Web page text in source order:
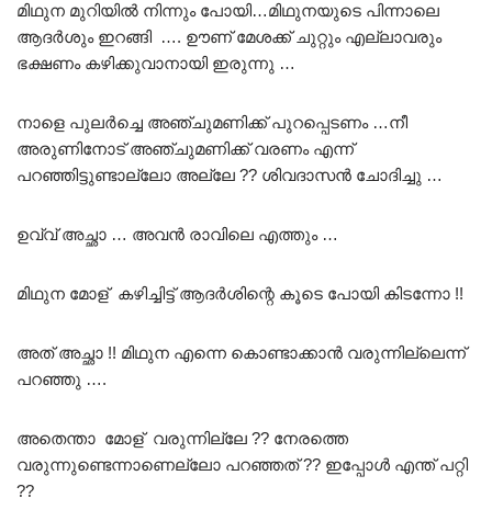
മിഥുന മുറിയിൽ നിന്നും പോയി…മിഥുനയുടെ പിന്നാലെ
ആദർശും ഇറങ്ങി …. ഊണ് മേശക്ക് ചുറ്റും എല്ലാവരും
ഭക്ഷണം കഴിക്കുവാനായി ഇരുന്നു …
നാളെ പുലർച്ചെ അഞ്ചുമണിക്ക് പുറപ്പെടണം …നീ
അരുണിനോട് അഞ്ചുമണിക്ക് വരണം എന്ന്
പറഞ്ഞിട്ടുണ്ടാല്ലോ അല്ലേ ?? ശിവദാസൻ ചോദിച്ചു …
ഉവ്വ്‌ അച്ഛാ … അവൻ രാവിലെ എത്തും …
മിഥുന മോള് കഴിച്ചിട്ട് ആദർശിന്റെ കൂടെ പോയി കിടന്നോ !!
അത്‌ അച്ഛാ !! മിഥുന എന്നെ കൊണ്ടാക്കാൻ വരുന്നില്ലെന്ന്
പറഞ്ഞു ….
അതെന്താ മോള് വരുന്നില്ലേ ?? നേരത്തെ
വരുന്നുണ്ടെന്നാണെല്ലോ പറഞ്ഞത് ?? ഇപ്പോൾ എന്ത് പറ്റി
??